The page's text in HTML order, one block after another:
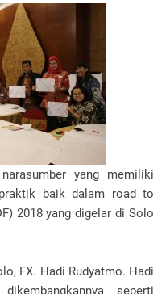
yang memiliki
baik dalam road to
2018 yang digelar di Solo
FX. Hadi Rudyatmo. Hadi
seperti